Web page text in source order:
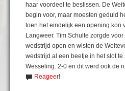
haar voordeel te beslissen. De
begin voor, maar moesten geduld
toen het eindelijk een opening kon
Langweer. Tim Schulte zorgde
wedstrijd open en wisten de
wedstrijd al een beetje in het slot
Wesseling. 2-0 en dit werd ook de
Reageer!